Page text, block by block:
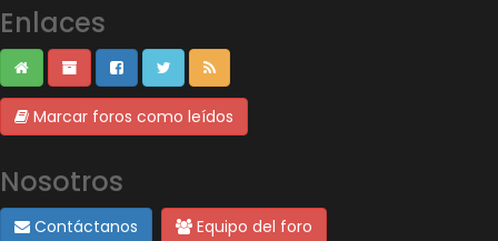
Enlaces
Marcar foros como leídos
Nosotros
Contáctanos Equipo del foro